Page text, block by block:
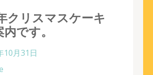
クリスマスケーキ
です。
10月31日